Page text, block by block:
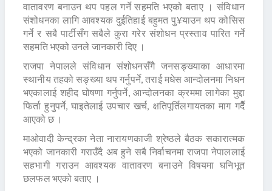
वातावरण बनाउन थप पहल गर्ने सहमति भएको बताए । संविधान
संशोधनका लागि आवश्यक दुईतिहाई बहुमत पु¥याउन थप कोसिस
गर्ने र सबै पार्टीसँग सबैले कुरा गरेर संशोधन प्रस्ताव पारित गर्ने
सहमति भएको उनले जानकारी दिए ।
राजपा नेपालले संविधान संशोधनसँगै जनसङ्ख्याका आधारमा
स्थानीय तहको सङ्ख्या थप गर्नुपर्ने, तराई मधेस आन्दोलनमा निधन
भएकालाई शहीद घोषणा गर्नुपर्ने, आन्दोलनका क्रममा लागेका मुद्दा
फिर्ता हुनुपर्ने, घाइतेलाई उपचार खर्च, क्षतिपूर्तिलगायतका माग गर्देै
आएको छ ।
माओवादी केन्द्रका नेता नारायणकाजी श्रेष्ठले बैठक सकारात्मक
भएको जानकारी गराउँदै अब हुने सबै निर्वाचनमा राजपा नेपाललाई
सहभागी गराउन आवश्यक वातावरण बनाउने विषयमा घनिभूत
छलफल भएको बताए ।